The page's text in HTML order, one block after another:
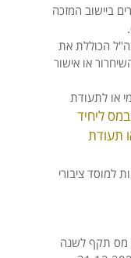
ביישוב המזכה
הכוללת את
או אישור
או לתעודת
ליחיד
תעודת
למוסד ציבורי
מס תקף לשנה